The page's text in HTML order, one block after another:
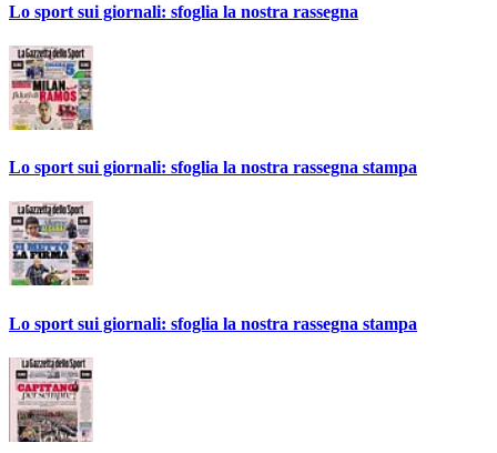
Lo sport sui giornali: sfoglia la nostra rassegna
Lo sport sui giornali: sfoglia la nostra rassegna stampa
Lo sport sui giornali: sfoglia la nostra rassegna stampa